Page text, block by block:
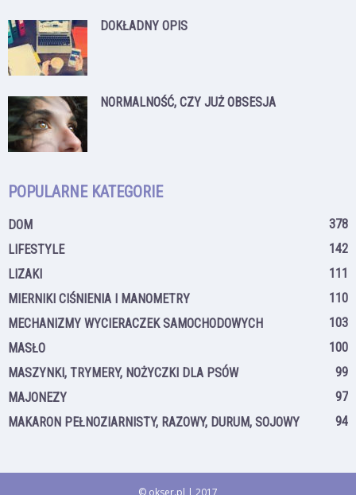
DOKŁADNY OPIS
NORMALNOŚĆ, CZY JUŻ OBSESJA
POPULARNE KATEGORIE
DOM
378
LIFESTYLE
142
LIZAKI
111
MIERNIKI CIŚNIENIA I MANOMETRY
110
MECHANIZMY WYCIERACZEK SAMOCHODOWYCH
103
MASŁO
100
MASZYNKI, TRYMERY, NOŻYCZKI DLA PSÓW
99
MAJONEZY
97
MAKARON PEŁNOZIARNISTY, RAZOWY, DURUM, SOJOWY
94